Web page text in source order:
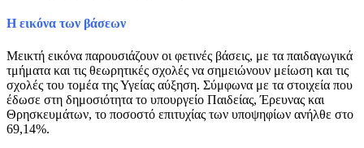
Η εικόνα των βάσεων
Μεικτή εικόνα παρουσιάζουν οι φετινές βάσεις, με τα παιδαγωγικά
τμήματα και τις θεωρητικές σχολές να σημειώνουν μείωση και τις
σχολές του τομέα της Υγείας αύξηση. Σύμφωνα με τα στοιχεία που
έδωσε στη δημοσιότητα το υπουργείο Παιδείας, Έρευνας και
Θρησκευμάτων, το ποσοστό επιτυχίας των υποψηφίων ανήλθε στο
69,14%.